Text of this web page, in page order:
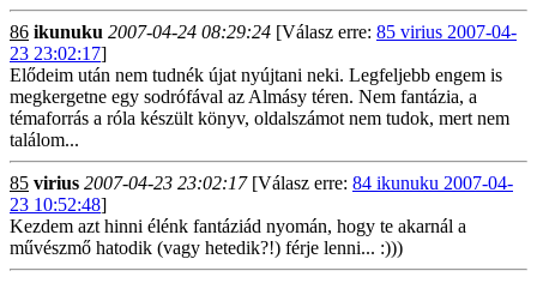
86 ikunuku 2007-04-24 08:29:24 [Válasz erre: 85 virius 2007-04-
23 23:02:17]
Elődeim után nem tudnék újat nyújtani neki. Legfeljebb engem is
megkergetne egy sodrófával az Almásy téren. Nem fantázia, a
témaforrás a róla készült könyv, oldalszámot nem tudok, mert nem
találom...
85 virius 2007-04-23 23:02:17[Válasz erre: 84 ikunuku 2007-04-
23 10:52:48]
Kezdem azt hinni élénk fantáziád nyomán, hogy te akarnál a
művészmő hatodik (vagy hetedik?!) férje lenni... :)))